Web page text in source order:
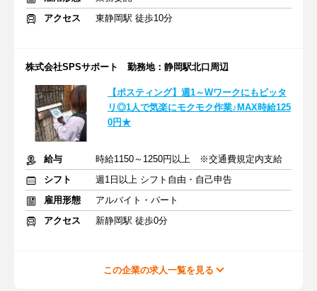
アクセス
東静岡駅 徒歩10分
株式会社SPSサポート 勤務地：静岡駅北口周辺
【ポスティング】週1～Wワークにもピッタ
リ◎1人で気楽にモクモク作業♪MAX時給125
0円★
給与
時給1150～1250円以上 ※交通費規定内支給
シフト
週1日以上 シフト自由・自己申告
雇用形態
アルバイト・パート
アクセス
新静岡駅 徒歩0分
この企業の求人一覧を見る